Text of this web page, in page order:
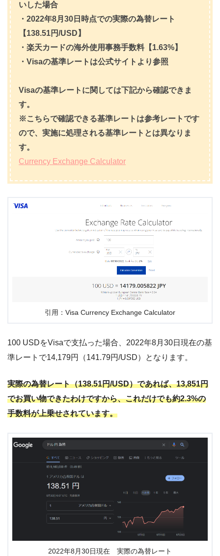
いした場合
・2022年8月30日時点での実際の為替レート
【138.51円/USD】
・楽天カードの海外使用事務手数料【1.63%】
・Visaの基準レートは公式サイトより参照
Visaの基準レートに関しては下記から確認できま
す。
※こちらで確認できる基準レートは参考レートです
ので、実施に処理される基準レートとは異なりま
す。
Currency Exchange Calculator
引用：Visa Currency Exchange Calculator
100 USDをVisaで支払った場合、2022年8月30日現在の基
準レートで14,179円（141.79円/USD）となります。
実際の為替レート（138.51円/USD）であれば、13,851円
でお買い物できたわけですから、これだけでも約2.3%の
手数料が上乗せされています。
2022年8月30日現在 実際の為替レート